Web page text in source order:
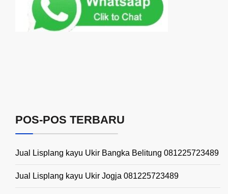
POS-POS TERBARU
Jual Lisplang kayu Ukir Bangka Belitung 081225723489
Jual Lisplang kayu Ukir Jogja 081225723489